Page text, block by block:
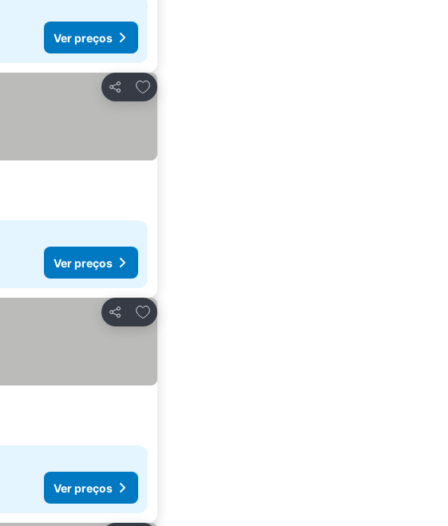
Ver preços
Partilhar
Adicionar aos favoritos
Ver preços
Partilhar
Adicionar aos favoritos
Ver preços